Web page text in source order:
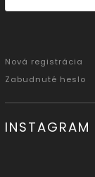
Nová registrácia
Zabudnuté heslo
INSTAGRAM